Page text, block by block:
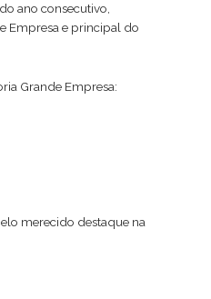
ano consecutivo,
Empresa e principal do
Grande Empresa:
merecido destaque na